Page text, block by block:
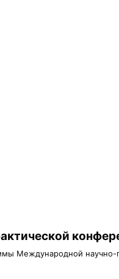
Международной научно-